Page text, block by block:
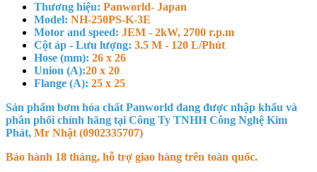
Thương hiệu: Panworld- Japan
Model: NH-250PS-K-3E
Motor and speed: JEM - 2kW, 2700 r.p.m
Cột áp - Lưu lượng: 3.5 M - 120 L/Phút
Hose (mm): 26 x 26
Union (A):20 x 20
Flange (A): 25 x 25
Sản phẩm bơm hóa chất Panworld đang được nhập khẩu và
phân phối chính hãng tại Công Ty TNHH Công Nghệ Kim
Phát, Mr Nhật (0902335707)
Bảo hành 18 tháng, hỗ trợ giao hàng trên toàn quốc.